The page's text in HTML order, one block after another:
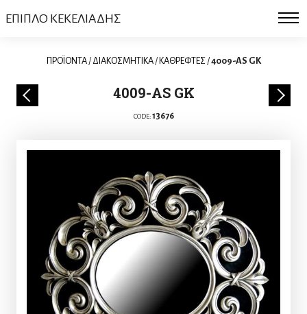
ΕΠΙΠΛΟ ΚΕΚΕΛΙΑΔΗΣ
ΠΡΟΪΟΝΤΑ/ ΔΙΑΚΟΣΜΗΤΙΚΑ/ ΚΑΘΡΕΦΤΕΣ/4009-AS GK
4009-AS GK
CODE: 13676